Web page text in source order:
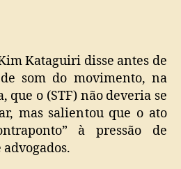
Kataguiri disse antes de
som do movimento, na
que o (STF) não deveria se
mas salientou que o ato
à pressão de